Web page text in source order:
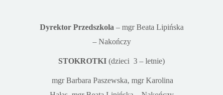
Dyrektor Przedszkola – mgr Beata Lipińska
– Nakończy
STOKROTKI (dzieci 3 – letnie)
mgr Barbara Paszewska, mgr Karolina